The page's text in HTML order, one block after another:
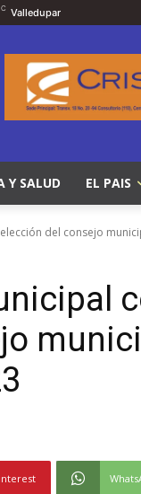
C Valledupar
Y SALUD EL PAIS
del consejo